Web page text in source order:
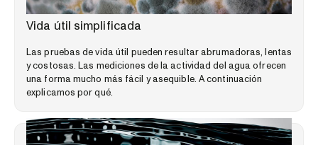
BIBLIOTECA DE CONOCIMIENTOS ESPECIALIZADOS
Vida útil simplificada
Las pruebas de vida útil pueden resultar abrumadoras, lentas
y costosas. Las mediciones de la actividad del agua ofrecen
una forma mucho más fácil y asequible. A continuación
explicamos por qué.